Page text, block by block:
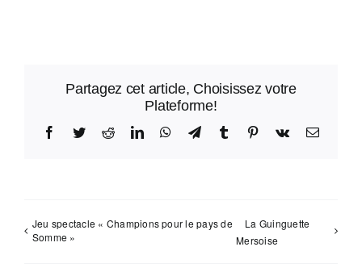
Partagez cet article, Choisissez votre
Plateforme!
Facebook
TwitterRedditLinkedInWhatsApp
TelegramTumblr Pinterest
Vk Email
Jeu spectacle « Champions pour le pays de
Somme »
La Guinguette
Mersoise